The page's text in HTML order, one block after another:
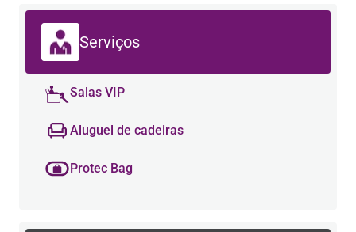
Serviços
Salas VIP
Aluguel de cadeiras
Protec Bag